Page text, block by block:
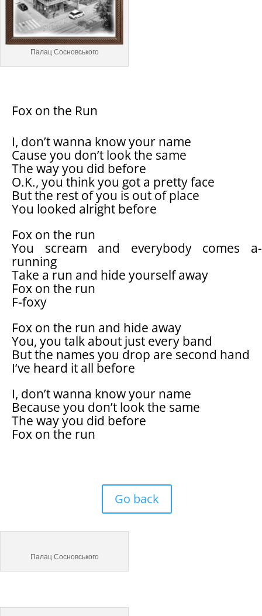
Палац Сосновського
Fox on the Run
I, don’t wanna know your name
Cause you don’t look the same
The way you did before
O.K., you think you got a pretty face
But the rest of you is out of place
You looked alright before
Fox on the run
You scream and everybody comes a-
running
Take a run and hide yourself away
Fox on the run
F-foxy
Fox on the run and hide away
You, you talk about just every band
But the names you drop are second hand
I’ve heard it all before
I, don’t wanna know your name
Because you don’t look the same
The way you did before
Fox on the run
Go back
Палац Сосновського